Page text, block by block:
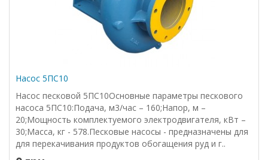
Насос 5ПС10
Насос песковой 5ПС10Основные параметры пескового
насоса 5ПС10:Подача, м3/час – 160;Напор, м –
20;Мощность комплектуемого электродвигателя, кВт –
30;Масса, кг - 578.Песковые насосы - предназначены для
для перекачивания продуктов обогащения руд и г..